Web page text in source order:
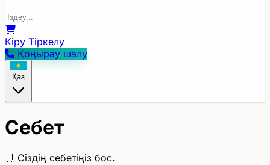
Кіру Тіркелу
Қоңырау шалу
Қаз
Себет
🛒 Сіздің себетіңіз бос.